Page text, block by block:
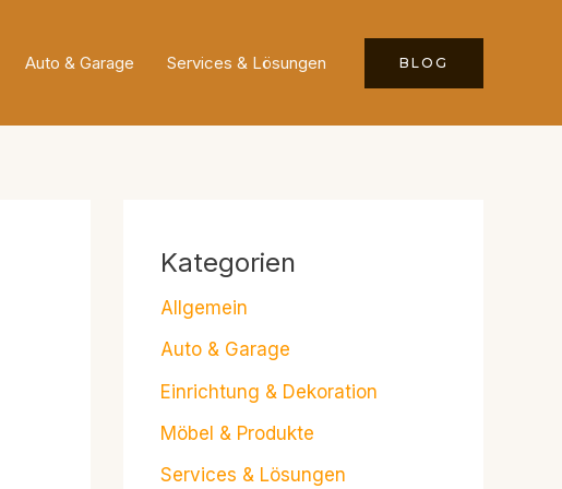
Auto & Garage Services & Lösungen BLOG
Kategorien
Allgemein
Auto & Garage
Einrichtung & Dekoration
Möbel & Produkte
Services & Lösungen